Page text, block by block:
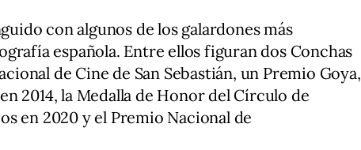
con algunos de los galardones más
española. Entre ellos figuran dos Conchas
de Cine de San Sebastián, un Premio Goya,
2014, la Medalla de Honor del Círculo de
en 2020 y el Premio Nacional de